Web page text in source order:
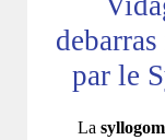
par le
La